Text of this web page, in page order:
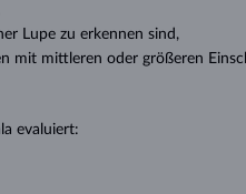
Lupe zu erkennen sind,
mit mittleren oder größeren
evaluiert: